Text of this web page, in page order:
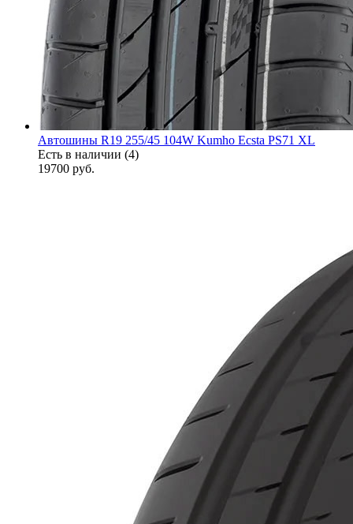
Автошины R19 255/45 104W Kumho Ecsta PS71 XL
Есть в наличии (4)
19700 руб.